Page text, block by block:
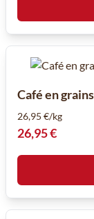
Café en
26,95 €/kg
26,95 €